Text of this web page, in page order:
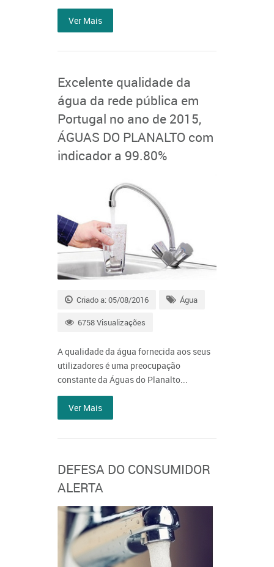
Ver Mais
Excelente qualidade da
água da rede pública em
Portugal no ano de 2015,
ÁGUAS DO PLANALTO com
indicador a 99.80%
Criado a: 05/08/2016 Água
6758 Visualizações
A qualidade da água fornecida aos seus
utilizadores é uma preocupação
constante da Águas do Planalto...
Ver Mais
DEFESA DO CONSUMIDOR
ALERTA